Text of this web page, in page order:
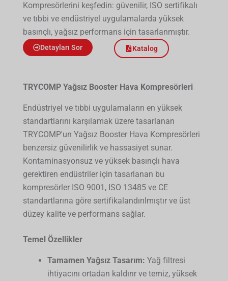
Kompresörlerini keşfedin: güvenilir, ISO sertifikalı
ve tıbbi ve endüstriyel uygulamalarda yüksek
basınçlı, yağsız performans için tasarlanmıştır.
Detayları Sor Katalog
TRYCOMP Yağsız Booster Hava Kompresörleri
Endüstriyel ve tıbbi uygulamaların en yüksek
standartlarını karşılamak üzere tasarlanan
TRYCOMP'un Yağsız Booster Hava Kompresörleri
benzersiz güvenilirlik ve hassasiyet sunar.
Kontaminasyonsuz ve yüksek basınçlı hava
gerektiren endüstriler için tasarlanan bu
kompresörler ISO 9001, ISO 13485 ve CE
standartlarına göre sertifikalandırılmıştır ve üst
düzey kalite ve performans sağlar.
Temel Özellikler
Tamamen Yağsız Tasarım: Yağ filtresi
ihtiyacını ortadan kaldırır ve temiz, yüksek